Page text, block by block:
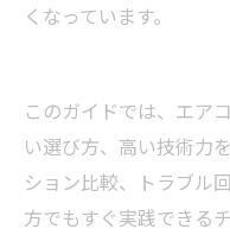
くなっています。
このガイドでは、エア
い選び方、高い技術力
ション比較、トラブル
方でもすぐ実践できる